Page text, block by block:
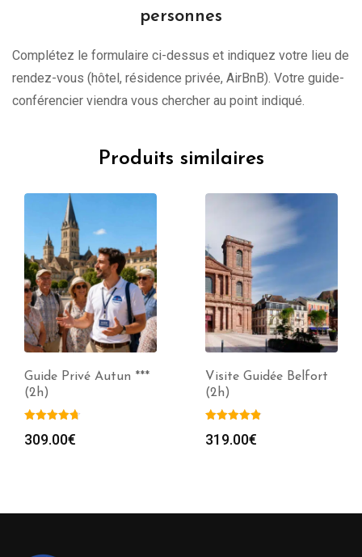
personnes
Complétez le formulaire ci-dessus et indiquez votre lieu de
rendez-vous (hôtel, résidence privée, AirBnB). Votre guide-
conférencier viendra vous chercher au point indiqué.
Produits similaires
Guide Privé Autun ***
(2h)
309.00€
Visite Guidée Belfort
(2h)
319.00€